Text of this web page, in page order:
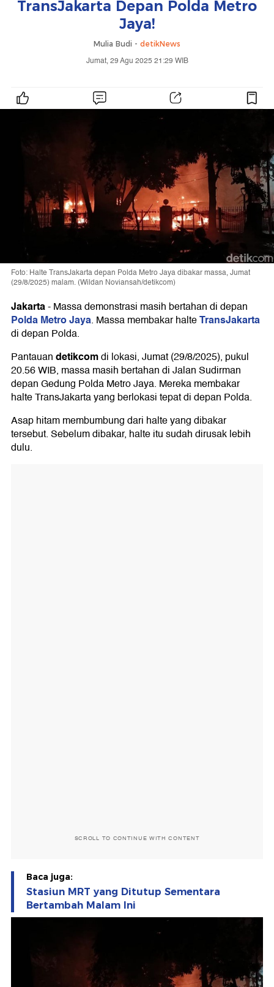
TransJakarta Depan Polda Metro
Jaya!
Mulia Budi - detikNews
Jumat, 29 Agu 2025 21:29 WIB
Foto: Halte TransJakarta depan Polda Metro Jaya dibakar massa, Jumat
(29/8/2025) malam. (Wildan Noviansah/detikcom)
Jakarta-Massa demonstrasi masih bertahan di depan
Polda Metro Jaya. Massa membakar halteTransJakarta
di depan Polda.
Pantauandetikcomdi lokasi, Jumat (29/8/2025), pukul
20.56 WIB, massa masih bertahan di Jalan Sudirman
depan Gedung Polda Metro Jaya. Mereka membakar
halte TransJakarta yang berlokasi tepat di depan Polda.
Asap hitam membumbung dari halte yang dibakar
tersebut. Sebelum dibakar, halte itu sudah dirusak lebih
dulu.
SCROLL TO CONTINUE WITH CONTENT
Baca juga:
Stasiun MRT yang Ditutup Sementara
Bertambah Malam Ini